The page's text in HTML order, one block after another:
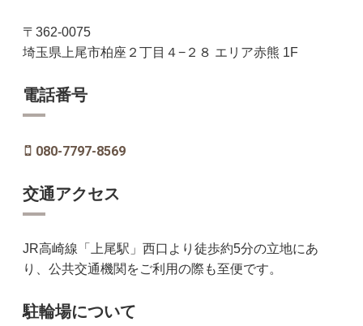
〒362-0075
埼玉県上尾市柏座２丁目４−２８ エリア赤熊 1F
電話番号
080-7797-8569
交通アクセス
JR高崎線「上尾駅」西口より徒歩約5分の立地にあ
り、公共交通機関をご利用の際も至便です。
駐輪場について